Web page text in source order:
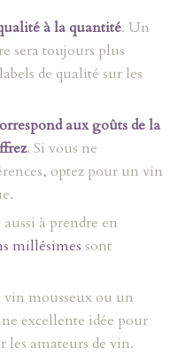
à la quantité. Un
sera toujours plus
de qualité sur les
aux goûts de la
. Si vous ne
optez pour un vin
à prendre en
millésimes sont
vin mousseux ou un
excellente idée pour
les amateurs de vin.